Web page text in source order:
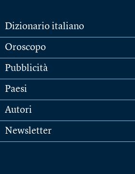
Dizionario italiano
Oroscopo
Pubblicità
Paesi
Autori
Newsletter